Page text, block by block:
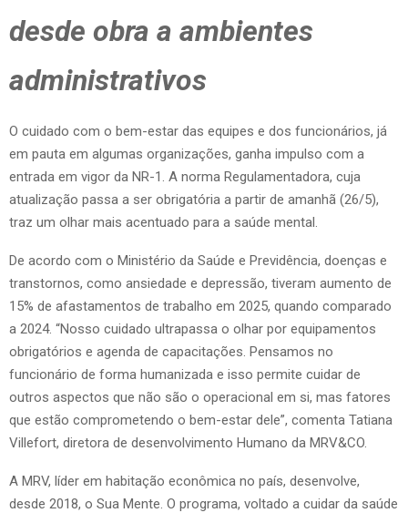
desde obra a ambientes
administrativos
O cuidado com o bem-estar das equipes e dos funcionários, já
em pauta em algumas organizações, ganha impulso com a
entrada em vigor da NR-1. A norma Regulamentadora, cuja
atualização passa a ser obrigatória a partir de amanhã (26/5),
traz um olhar mais acentuado para a saúde mental.
De acordo com o Ministério da Saúde e Previdência, doenças e
transtornos, como ansiedade e depressão, tiveram aumento de
15% de afastamentos de trabalho em 2025, quando comparado
a 2024. “Nosso cuidado ultrapassa o olhar por equipamentos
obrigatórios e agenda de capacitações. Pensamos no
funcionário de forma humanizada e isso permite cuidar de
outros aspectos que não são o operacional em si, mas fatores
que estão comprometendo o bem-estar dele”, comenta Tatiana
Villefort, diretora de desenvolvimento Humano da MRV&CO.
A MRV, líder em habitação econômica no país, desenvolve,
desde 2018, o Sua Mente. O programa, voltado a cuidar da saúde